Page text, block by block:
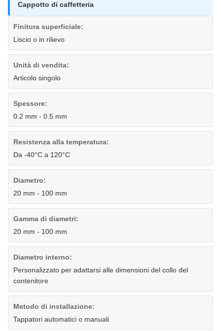
Cappotto di caffetteria
Finitura superficiale:
Liscio o in rilievo
Unità di vendita:
Articolo singolo
Spessore:
0.2 mm - 0.5 mm
Resistenza alla temperatura:
Da -40°C a 120°C
Diametro:
20 mm - 100 mm
Gamma di diametri:
20 mm - 100 mm
Diametro interno:
Personalizzato per adattarsi alle dimensioni del collo del
contenitore
Metodo di installazione:
Tappatori automatici o manuali